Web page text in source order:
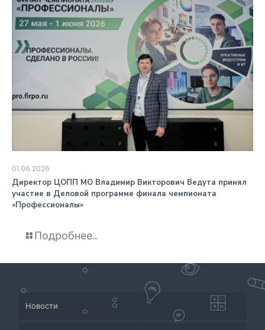
01.06.2026
️Директор ЦОПП МО Владимир Викторович Ведута принял
участие в Деловой программе финала чемпионата
«Профессионалы»
Подробнее...
Новости